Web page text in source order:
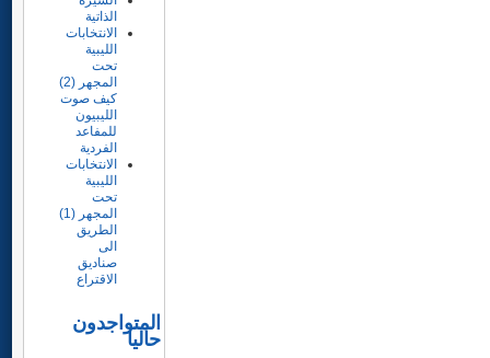
الذاتية
الانتخابات
الليبية
المجهر (2)
كيف صوت
الليبيون
للمفاعد
الفردية
الانتخابات
الليبية
المجهر (1)
الطريق
صناديق
الاقتراع
المتواجدون
حاليا